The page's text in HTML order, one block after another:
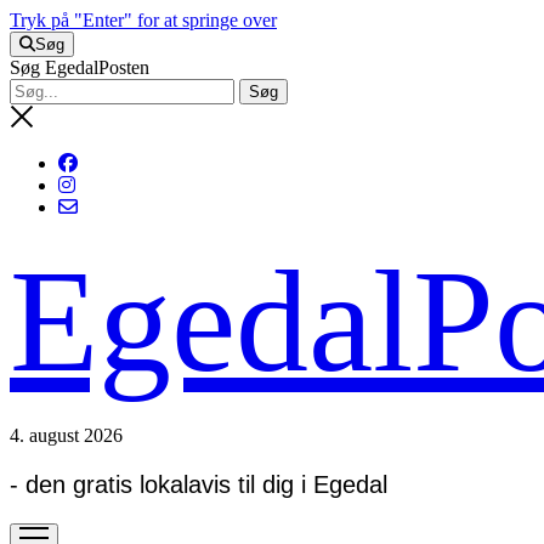
Tryk på "Enter" for at springe over
Søg
Søg EgedalPosten
4. august 2026
- den gratis lokalavis til dig i Egedal
open